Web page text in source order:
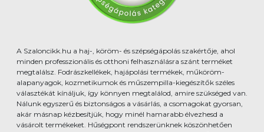
A Szaloncikk.hu a haj-, köröm- és szépségápolás szakértője, ahol
minden professzionális és otthoni felhasználásra szánt terméket
megtalálsz. Fodrászkellékek, hajápolási termékek, műköröm-
alapanyagok, kozmetikumok és műszempilla-kiegészítők széles
választékát kínáljuk, így könnyen megtalálod, amire szükséged van.
Nálunk egyszerű és biztonságos a vásárlás, a csomagokat gyorsan,
akár másnap kézbesítjük, hogy minél hamarabb élvezhesd a
vásárolt termékeket. Hűségpont rendszerünknek köszönhetően